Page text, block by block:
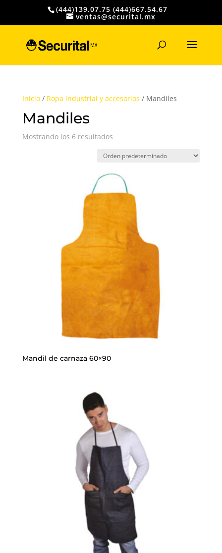
(444)139.07.75 (444)667.54.67
ventas@securital.mx
productos
Inicio/ Ropa industrial y accesorios / Mandiles
Mandiles
Mostrando los 6 resultados
Mandil de carnaza 60×90